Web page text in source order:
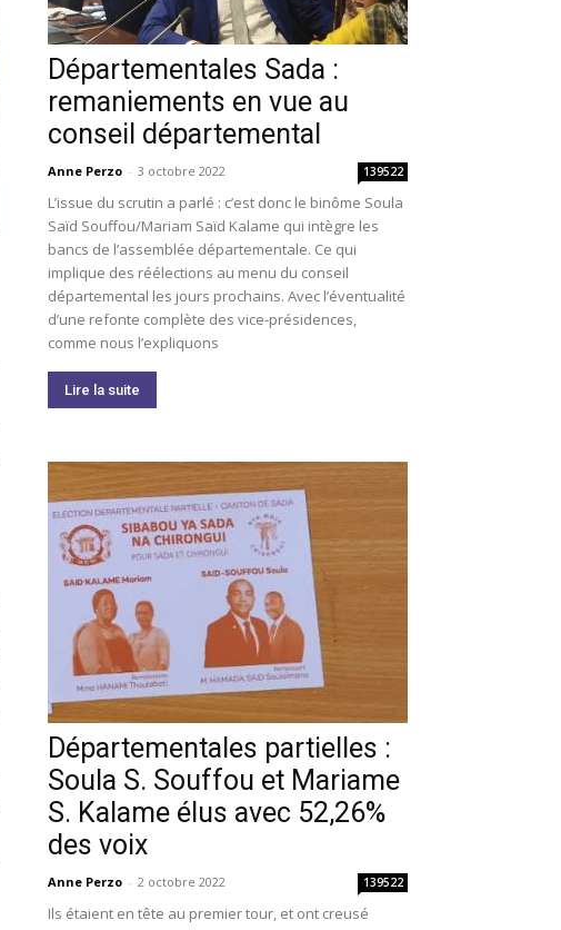
Départementales Sada :
remaniements en vue au
conseil départemental
Anne Perzo - 3 octobre 2022 139522
L’issue du scrutin a parlé : c’est donc le binôme Soula
Saïd Souffou/Mariam Saïd Kalame qui intègre les
bancs de l’assemblée départementale. Ce qui
implique des réélections au menu du conseil
départemental les jours prochains. Avec l’éventualité
d’une refonte complète des vice-présidences,
comme nous l’expliquons
Lire la suite
Départementales partielles :
Soula S. Souffou et Mariame
S. Kalame élus avec 52,26%
des voix
Anne Perzo - 2 octobre 2022 139522
Ils étaient en tête au premier tour, et ont creusé